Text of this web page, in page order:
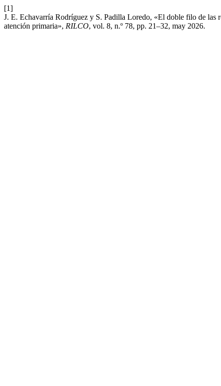
[1]
J. E. Echavarría Rodríguez y S. Padilla Loredo, «El doble filo de las
atención primaria», RILCO, vol. 8, n.º 78, pp. 21–32, may 2026.